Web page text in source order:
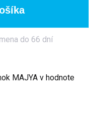
MAJYA v hodnote
do 66 dní